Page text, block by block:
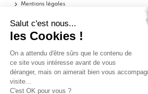
Mentions légales
Politique de confidentialité
Aide
Echantillons
Livraisons
Retours
FAQ
Contactez-nous